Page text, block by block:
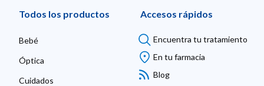
Todos los productos
Bebé
Óptica
Cuidados
Accesos rápidos
Encuentra tu tratamiento
En tu farmacia
Blog